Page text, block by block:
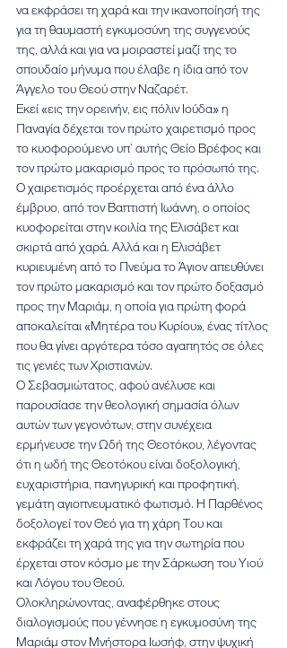
να εκφράσει τη χαρά και την ικανοποίησή της
για τη θαυμαστή εγκυμοσύνη της συγγενούς
της, αλλά και για να μοιραστεί μαζί της το
σπουδαίο μήνυμα που έλαβε η ίδια από τον
Άγγελο του Θεού στην Ναζαρέτ.
Εκεί «εις την ορεινήν, εις πόλιν Ιούδα» η
Παναγία δέχεται τον πρώτο χαιρετισμό προς
το κυοφορούμενο υπ’ αυτής Θείο Βρέφος και
τον πρώτο μακαρισμό προς το πρόσωπό της.
Ο χαιρετισμός προέρχεται από ένα άλλο
έμβρυο, από τον Βαπτιστή Ιωάννη, ο οποίος
κυοφορείται στην κοιλία της Ελισάβετ και
σκιρτά από χαρά. Αλλά και η Ελισάβετ
κυριευμένη από το Πνεύμα το Άγιον απευθύνει
τον πρώτο μακαρισμό και τον πρώτο δοξασμό
προς την Μαριάμ, η οποία για πρώτη φορά
αποκαλείται «Μητέρα του Κυρίου», ένας τίτλος
που θα γίνει αργότερα τόσο αγαπητός σε όλες
τις γενιές των Χριστιανών.
Ο Σεβασμιώτατος, αφού ανέλυσε και
παρουσίασε την θεολογική σημασία όλων
αυτών των γεγονότων, στην συνέχεια
ερμήνευσε την Ωδή της Θεοτόκου, λέγοντας
ότι η ωδή της Θεοτόκου είναι δοξολογική,
ευχαριστήρια, πανηγυρική και προφητική,
γεμάτη αγιοπνευματικό φωτισμό. Η Παρθένος
δοξολογεί τον Θεό για τη χάρη Του και
εκφράζει τη χαρά της για την σωτηρία που
έρχεται στον κόσμο με την Σάρκωση του Υιού
και Λόγου του Θεού.
Ολοκληρώνοντας, αναφέρθηκε στους
διαλογισμούς που γέννησε η εγκυμοσύνη της
Μαριάμ στον Μνήστορα Ιωσήφ, στην ψυχική